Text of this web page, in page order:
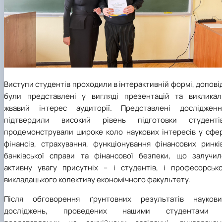
Виступи студентів проходили в інтерактивній формі,
були представлені у вигляді презентацій та
жвавий інтерес аудиторії. Представлені
підтвердили високий рівень підготовки
продемонстрували широке коло наукових інтересів у
фінансів, страхування, функціонування фінансових
банківської справи та фінансової безпеки, що
активну увагу присутніх – і студентів, і
викладацького колективу економічного факультету.
Після обговорення ґрунтовних результатів
досліджень, проведених нашими студентами